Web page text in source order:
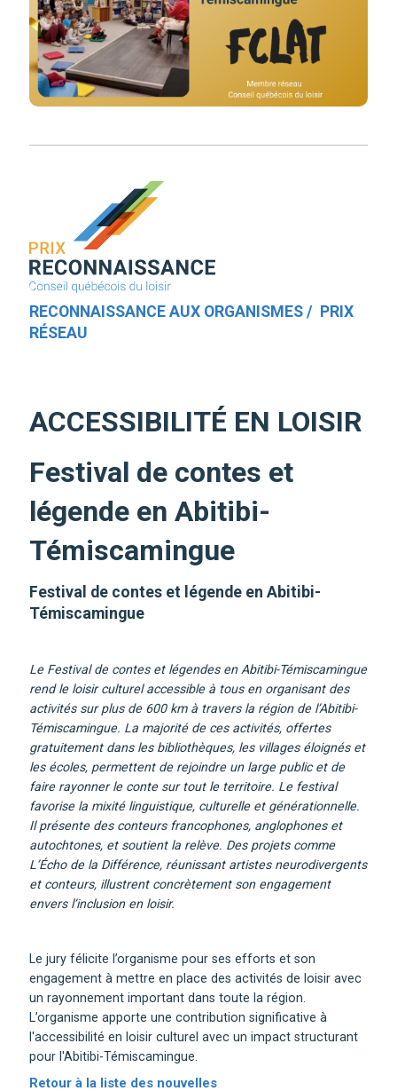
RECONNAISSANCE AUX ORGANISMES / PRIX
RÉSEAU
ACCESSIBILITÉ EN LOISIR
Festival de contes et
légende en Abitibi-
Témiscamingue
Festival de contes et légende en Abitibi-
Témiscamingue
Le Festival de contes et légendes en Abitibi-Témiscamingue
rend le loisir culturel accessible à tous en organisant des
activités sur plus de 600 km à travers la région de l’Abitibi-
Témiscamingue. La majorité de ces activités, offertes
gratuitement dans les bibliothèques, les villages éloignés et
les écoles, permettent de rejoindre un large public et de
faire rayonner le conte sur tout le territoire. Le festival
favorise la mixité linguistique, culturelle et générationnelle.
Il présente des conteurs francophones, anglophones et
autochtones, et soutient la relève. Des projets comme
L’Écho de la Différence, réunissant artistes neurodivergents
et conteurs, illustrent concrètement son engagement
envers l’inclusion en loisir.
Le jury félicite l’organisme pour ses efforts et son
engagement à mettre en place des activités de loisir avec
un rayonnement important dans toute la région.
L’organisme apporte une contribution significative à
l'accessibilité en loisir culturel avec un impact structurant
pour l'Abitibi-Témiscamingue.
Retour à la liste des nouvelles